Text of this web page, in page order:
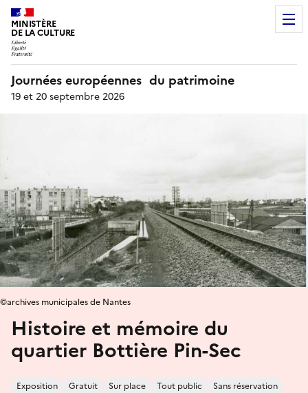
MINISTÈRE
DE LA CULTURE
Journées européennes du patrimoine
19 et 20 septembre 2026
Histoire et mémoire du
quartier Bottière Pin-Sec
Exposition Gratuit Sur place Tout public Sans réservation
©archives municipales de Nantes